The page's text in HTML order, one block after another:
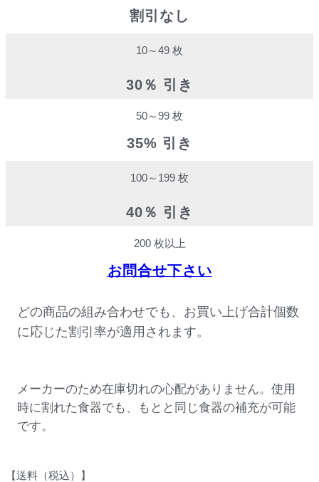
割引なし
10～49 枚
30％ 引き
50～99 枚
35% 引き
100～199 枚
40％ 引き
200 枚以上
お問合せ下さい
どの商品の組み合わせでも、お買い上げ合計個数
に応じた割引率が適用されます。
メーカーのため在庫切れの心配がありません。使用
時に割れた食器でも、もとと同じ食器の補充が可能
です。
【送料（税込）】